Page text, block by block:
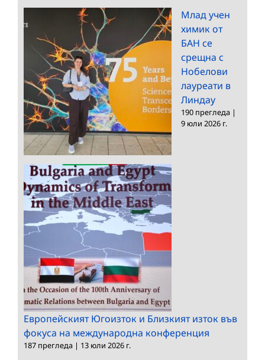
Млад учен
химик от
БАН се
срещна с
Нобелови
лауреати в
Линдау
190 прегледа |
9 юли 2026 г.
Европейският Югоизток и Близкият изток във
фокуса на международна конференция
187 прегледа | 13 юли 2026 г.